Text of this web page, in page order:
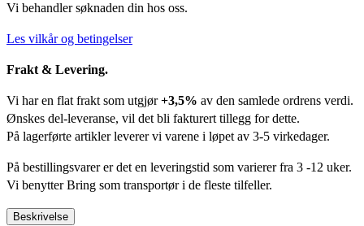
Vi behandler søknaden din hos oss.
Les vilkår og betingelser
Frakt & Levering.
Vi har en flat frakt som utgjør+3,5% av den samlede ordrens verdi.
Ønskes del-leveranse, vil det bli fakturert tillegg for dette.
På lagerførte artikler leverer vi varene i løpet av 3-5 virkedager.
På bestillingsvarer er det en leveringstid som varierer fra 3 -12 uker.
Vi benytter Bring som transportør i de fleste tilfeller.
Beskrivelse